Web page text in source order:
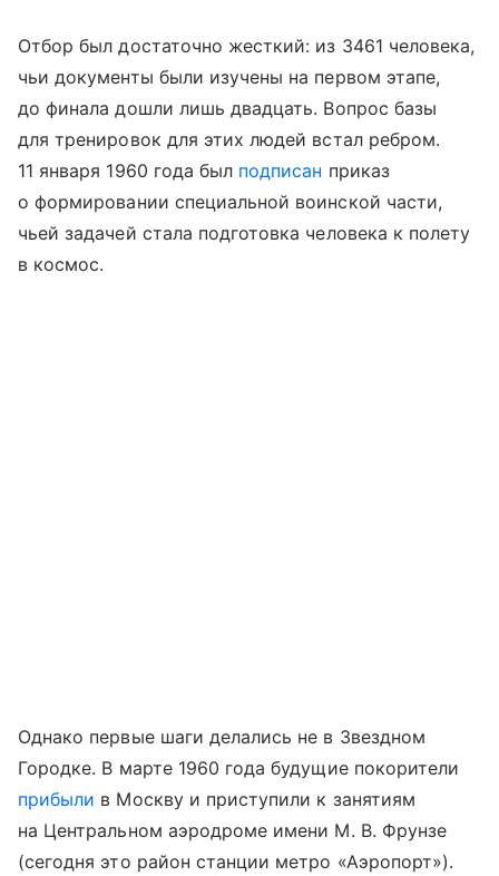
Отбор был достаточно жесткий: из 3461 человека,
чьи документы были изучены на первом этапе,
до финала дошли лишь двадцать. Вопрос базы
для тренировок для этих людей встал ребром.
11 января 1960 года был подписан приказ
о формировании специальной воинской части,
чьей задачей стала подготовка человека к полету
в космос.
Однако первые шаги делались не в Звездном
Городке. В марте 1960 года будущие покорители
прибыли в Москву и приступили к занятиям
на Центральном аэродроме имени М. В. Фрунзе
(сегодня это район станции метро «Аэропорт»).